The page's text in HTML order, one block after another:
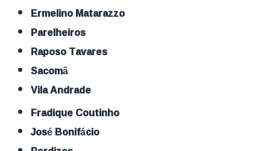
Ermelino Matarazzo
Parelheiros
Raposo Tavares
Sacomã
Vila Andrade
Fradique Coutinho
José Bonifácio